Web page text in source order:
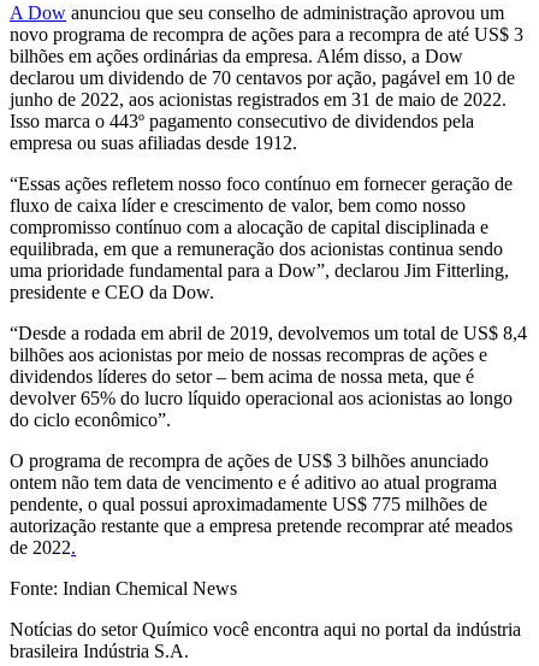
A Dow anunciou que seu conselho de administração aprovou um
novo programa de recompra de ações para a recompra de até US$ 3
bilhões em ações ordinárias da empresa. Além disso, a Dow
declarou um dividendo de 70 centavos por ação, pagável em 10 de
junho de 2022, aos acionistas registrados em 31 de maio de 2022.
Isso marca o 443º pagamento consecutivo de dividendos pela
empresa ou suas afiliadas desde 1912.
“Essas ações refletem nosso foco contínuo em fornecer geração de
fluxo de caixa líder e crescimento de valor, bem como nosso
compromisso contínuo com a alocação de capital disciplinada e
equilibrada, em que a remuneração dos acionistas continua sendo
uma prioridade fundamental para a Dow”, declarou Jim Fitterling,
presidente e CEO da Dow.
“Desde a rodada em abril de 2019, devolvemos um total de US$ 8,4
bilhões aos acionistas por meio de nossas recompras de ações e
dividendos líderes do setor – bem acima de nossa meta, que é
devolver 65% do lucro líquido operacional aos acionistas ao longo
do ciclo econômico”.
O programa de recompra de ações de US$ 3 bilhões anunciado
ontem não tem data de vencimento e é aditivo ao atual programa
pendente, o qual possui aproximadamente US$ 775 milhões de
autorização restante que a empresa pretende recomprar até meados
de 2022.
Fonte: Indian Chemical News
Notícias do setor Químico você encontra aqui no portal da indústria
brasileira Indústria S.A.